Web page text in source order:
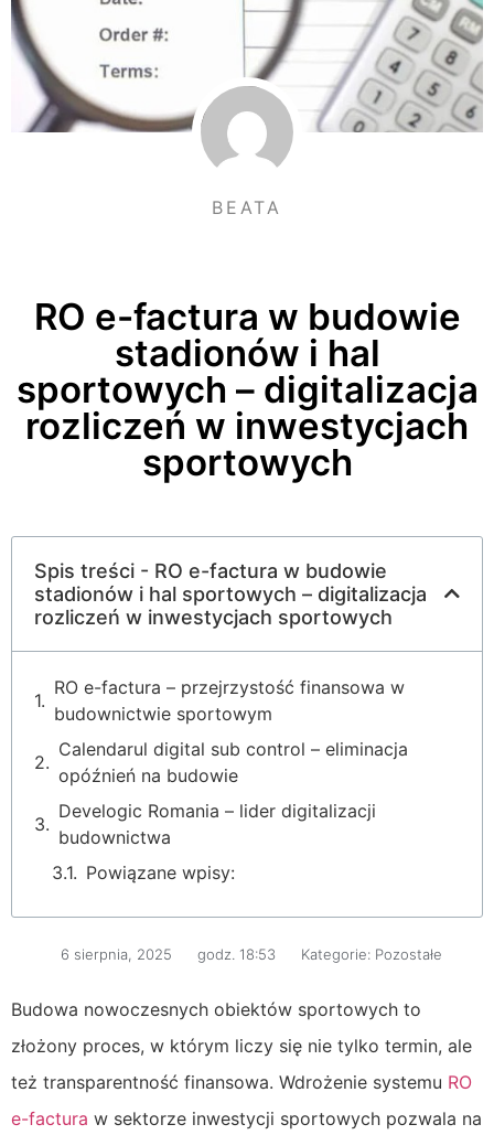
BEATA
RO e-factura w budowie
stadionów i hal
sportowych – digitalizacja
rozliczeń w inwestycjach
sportowych
Spis treści - RO e-factura w budowie
stadionów i hal sportowych – digitalizacja
rozliczeń w inwestycjach sportowych
RO e-factura – przejrzystość finansowa w
budownictwie sportowym
Calendarul digital sub control – eliminacja
opóźnień na budowie
Develogic Romania – lider digitalizacji
budownictwa
Powiązane wpisy:
6 sierpnia, 2025 godz. 18:53 Kategorie: Pozostałe
Budowa nowoczesnych obiektów sportowych to
złożony proces, w którym liczy się nie tylko termin, ale
też transparentność finansowa. Wdrożenie systemu RO
e-factura w sektorze inwestycji sportowych pozwala na